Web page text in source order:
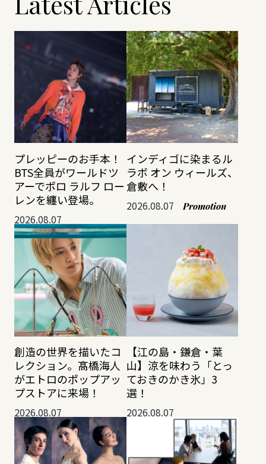
プレッピーのお手本！
BTS全員がワールドツ
アーでポロ ラルフ ロー
レンを纏い登場。
2026.08.07
インディゴに染まるル
ラボ オン ウィールズ、
倉敷へ！
2026.08.07 Promotion
創造の世界を描いたコ
レクション。髙橋海人
がエトロのポップアッ
プストアに来場！
2026.08.07
【江の島・鎌倉・葉
山】涼を味わう「とっ
ておきのかき氷」3
選！
2026.08.07